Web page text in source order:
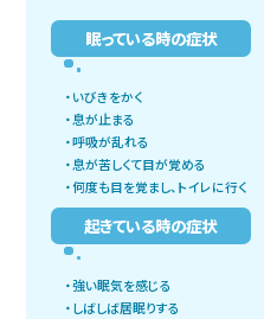
眠っている時の症状
・いびきをかく
・息が止まる
・呼吸が乱れる
・息が苦しくて目が覚める
・何度も目を覚まし、トイレに行く
起きている時の症状
・強い眠気を感じる
・しばしば居眠りする